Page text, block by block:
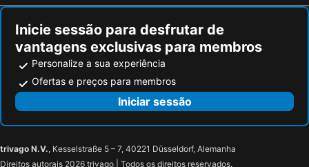
Ornato Dependance
Hotel Berlino
Holiday Inn Milan - Garibaldi Station by IHG
Glam Milano
Del Ponte
Hotel Mealba
Hotel Cyrano
Malpensa Hostel
Hotel Della Rotonda
Just Hotel Saronno
Inicie sessão para desfrutar de
vantagens exclusivas para membros
Personalize a sua experiência
Ofertas e preços para membros
Iniciar sessão
trivago N.V., Kesselstraße 5 – 7, 40221 Düsseldorf, Alemanha
Direitos autorais 2026 trivago | Todos os direitos reservados.